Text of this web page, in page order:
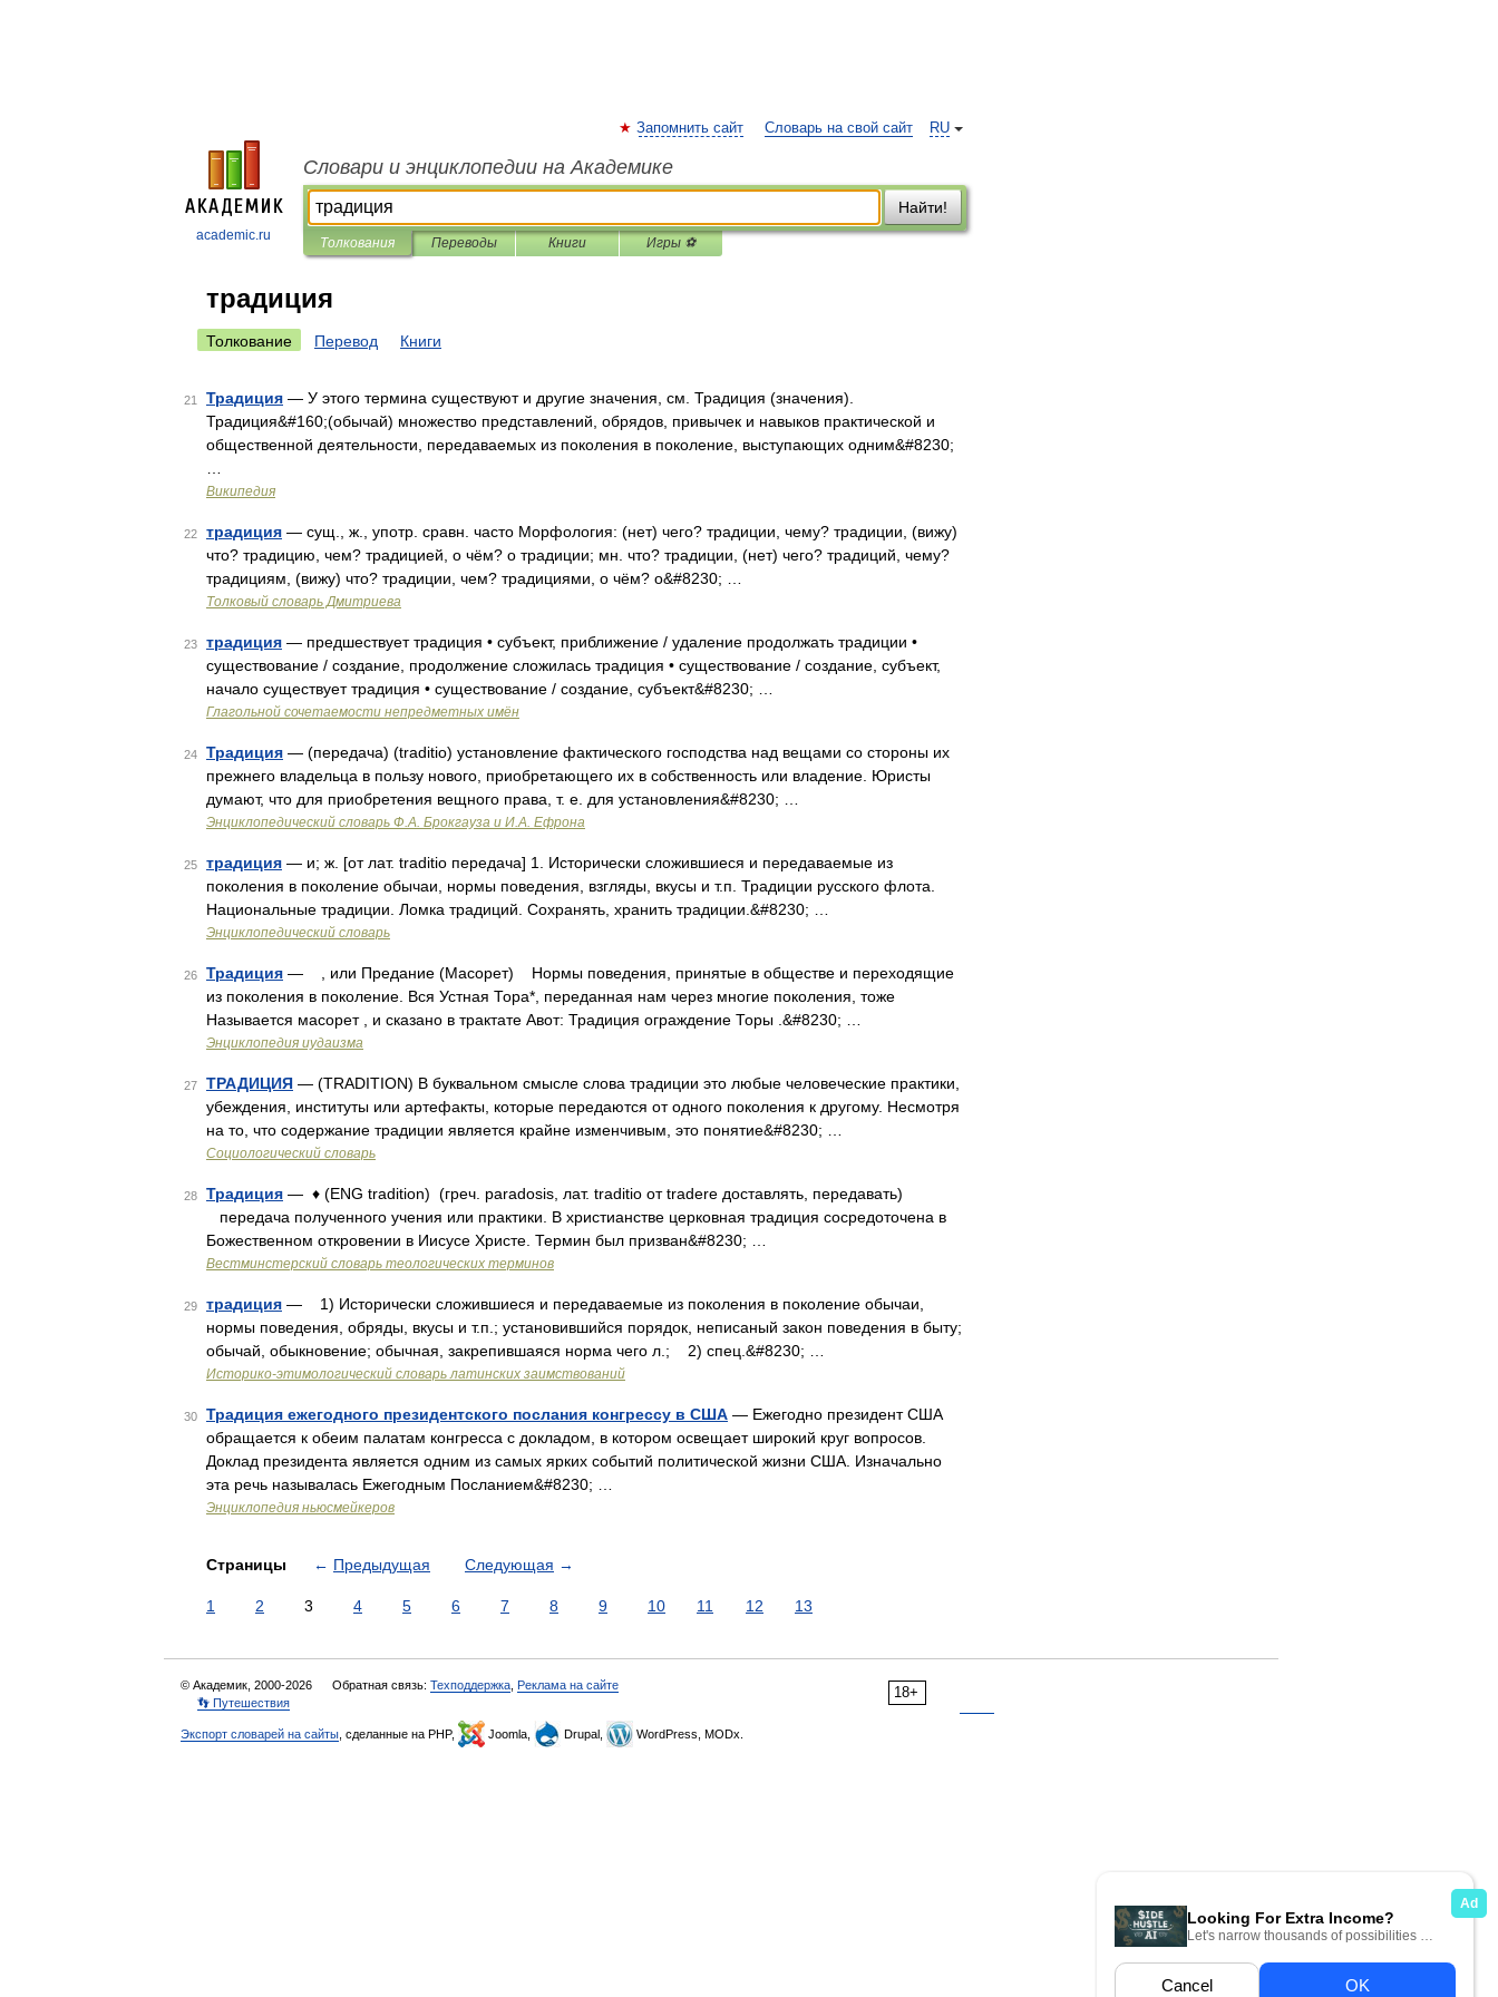
academic.ru
RU
Запомнить сайт Словарь на свой сайт
Словари и энциклопедии на Академике
Найти!
Толкования Переводы Книги Игры ⚽
традиция
Толкование Перевод Книги
21 Традиция — У этого термина существуют и другие значения, см. Традиция (значения).
Традиция&#160;(обычай) множество представлений, обрядов, привычек и навыков практической и
общественной деятельности, передаваемых из поколения в поколение, выступающих одним&#8230;
Википедия
22 традиция — сущ., ж., употр. сравн. часто Морфология: (нет) чего? традиции, чему? традиции, (вижу)
что? традицию, чем? традицией, о чём? о традиции; мн. что? традиции, (нет) чего? традиций, чему?
традициям, (вижу) что? традиции, чем? традициями, о чём? о&#8230; …
Толковый словарь Дмитриева
23 традиция — предшествует традиция • субъект, приближение / удаление продолжать традиции •
существование / создание, продолжение сложилась традиция • существование / создание, субъект,
начало существует традиция • существование / создание, субъект&#8230; …
Глагольной сочетаемости непредметных имён
24 Традиция — (передача) (traditio) установление фактического господства над вещами со стороны их
прежнего владельца в пользу нового, приобретающего их в собственность или владение. Юристы
думают, что для приобретения вещного права, т. е. для установления&#8230; …
Энциклопедический словарь Ф.А. Брокгауза и И.А. Ефрона
25 традиция — и; ж. [от лат. traditio передача] 1. Исторически сложившиеся и передаваемые из
поколения в поколение обычаи, нормы поведения, взгляды, вкусы и т.п. Традиции русского флота.
Национальные традиции. Ломка традиций. Сохранять, хранить традиции.&#8230; …
Энциклопедический словарь
26 Традиция — , или Предание (Масорет) Нормы поведения, принятые в обществе и переходящие
из поколения в поколение. Вся Устная Тора*, переданная нам через многие поколения, тоже
Называется масорет , и сказано в трактате Авот: Традиция ограждение Торы .&#8230; …
Энциклопедия иудаизма
27 ТРАДИЦИЯ — (TRADITION) В буквальном смысле слова традиции это любые человеческие практики,
убеждения, институты или артефакты, которые передаются от одного поколения к другому. Несмотря
на то, что содержание традиции является крайне изменчивым, это понятие&#8230; …
Социологический словарь
28 Традиция — ♦ (ENG tradition) (греч. paradosis, лат. traditio от tradere доставлять, передавать)
передача полученного учения или практики. В христианстве церковная традиция сосредоточена в
Божественном откровении в Иисусе Христе. Термин был призван&#8230; …
Вестминстерский словарь теологических терминов
29 традиция — 1) Исторически сложившиеся и передаваемые из поколения в поколение обычаи,
нормы поведения, обряды, вкусы и т.п.; установившийся порядок, неписаный закон поведения в быту;
обычай, обыкновение; обычная, закрепившаяся норма чего л.; 2) спец.&#8230; …
Историко-этимологический словарь латинских заимствований
30 Традиция ежегодного президентского послания конгрессу в США — Ежегодно президент США
обращается к обеим палатам конгресса с докладом, в котором освещает широкий круг вопросов.
Доклад президента является одним из самых ярких событий политической жизни США. Изначально
эта речь называлась Ежегодным Посланием&#8230; …
Энциклопедия ньюсмейкеров
Страницы ← Предыдущая Следующая →
1 2 3 4 5 6 7 8 9 10 11 12 13
18+
© Академик, 2000-2026 Обратная связь: Техподдержка Реклама на сайте
👣 Путешествия
Экспорт словарей на сайты , сделанные на PHP, Joomla, Drupal, WordPress, MODx.